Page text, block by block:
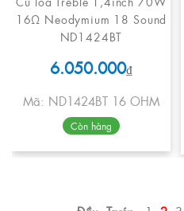
16Ω Neodymium 18 Sound
ND1424BT
6.050.000₫
Mã: ND1424BT 16 OHM
Còn hàng